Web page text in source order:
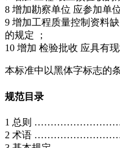
8 增加勘察单位 应参加单
9 增加工程质量控制资料
的规定 ；
10 增加 检验批收 应具有
本标准中以黑体字标志的
规范目录
1 总则
2 术语